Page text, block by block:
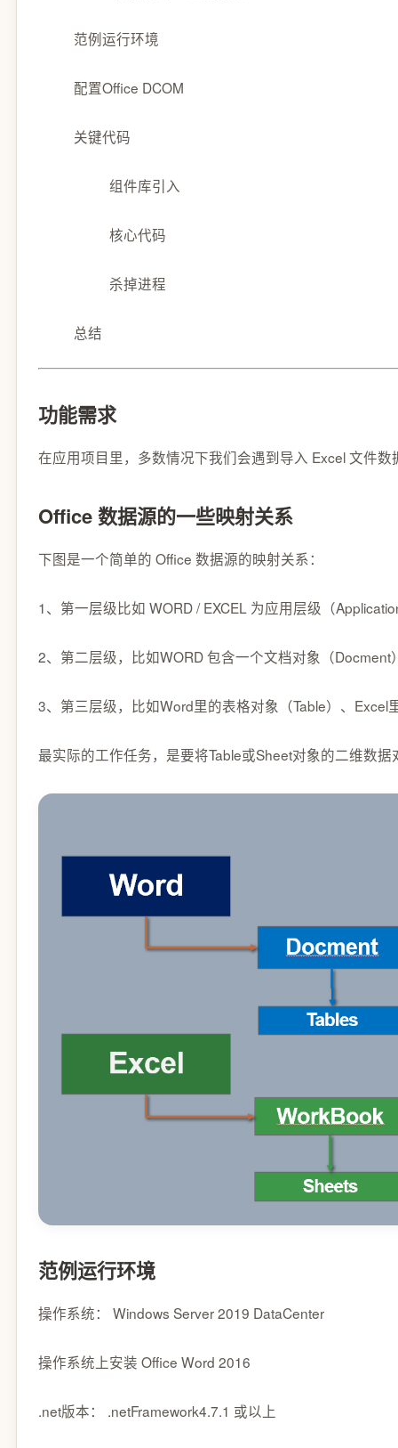
范例运行环境
配置Office DCOM
关键代码
组件库引入
​核心代码
杀掉进程
总结
功能需求
在应用项目里，多数情况下我们会遇到导入 Excel 文件
Office 数据源的一些映射关系
下图是一个简单的 Office 数据源的映射关系：
1、第一层级比如 WORD / EXCEL 为应用层级（
2、第二层级，比如WORD 包含一个文档对象（
3、第三层级，比如Word里的表格对象（Table）、Excel
最实际的工作任务，是要将Table或Sheet对象的二维数
范例运行环境
操作系统： Windows Server 2019 DataCenter
操作系统上安装 Office Word 2016
.net版本： .netFramework4.7.1 或以上